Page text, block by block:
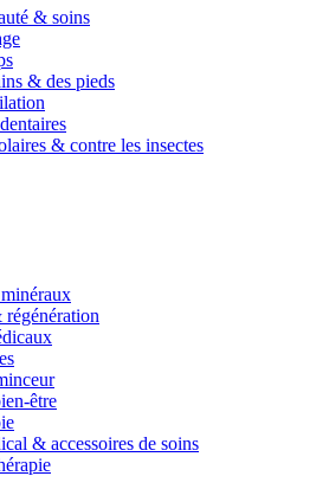
& soins
& des pieds
& contre les insectes
être
& accessoires de soins